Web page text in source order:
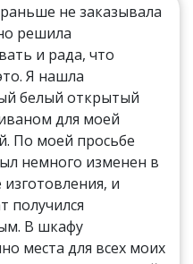
не заказывала
решила
и рада, что
Я нашла
белый открытый
для моей
По моей просьбе
немного изменен в
изготовления, и
получился
В шкафу
места для всех моих